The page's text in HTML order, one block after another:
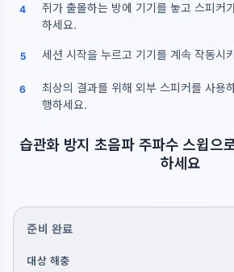
4
쥐가 출몰하는 방에 기기를 놓고 스피커
하세요.
5 세션 시작을 누르고 기기를 계속 작동시
6
최상의 결과를 위해 외부 스피커를 사용
행하세요.
습관화 방지 초음파 주파수 스윕으
하세요
준비 완료
대상 해충